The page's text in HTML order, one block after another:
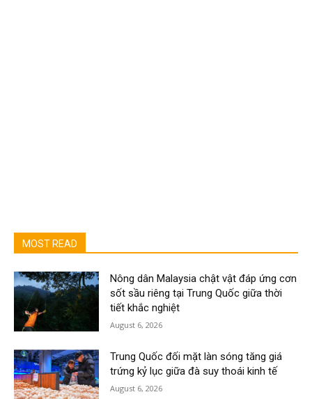
MOST READ
Nông dân Malaysia chật vật đáp ứng cơn
sốt sầu riêng tại Trung Quốc giữa thời
tiết khắc nghiệt
August 6, 2026
Trung Quốc đối mặt làn sóng tăng giá
trứng kỷ lục giữa đà suy thoái kinh tế
August 6, 2026